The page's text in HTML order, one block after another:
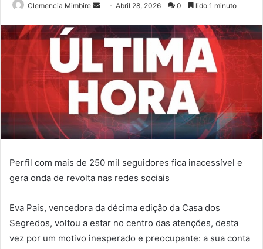
Clemencia Mimbire
Send
email
Abril 28, 2026 0 lido 1 minuto
Perfil com mais de 250 mil seguidores fica inacessível e
gera onda de revolta nas redes sociais
Eva Pais, vencedora da décima edição da Casa dos
Segredos, voltou a estar no centro das atenções, desta
vez por um motivo inesperado e preocupante: a sua conta